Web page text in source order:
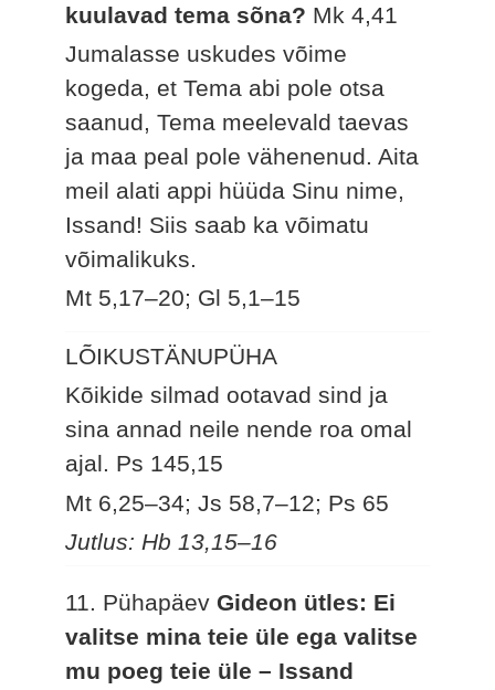
kuulavad tema sõna? Mk 4,41
Jumalasse uskudes võime
kogeda, et Tema abi pole otsa
saanud, Tema meelevald taevas
ja maa peal pole vähenenud. Aita
meil alati appi hüüda Sinu nime,
Issand! Siis saab ka võimatu
võimalikuks.
Mt 5,17–20; Gl 5,1–15
LÕIKUSTÄNUPÜHA
Kõikide silmad ootavad sind ja
sina annad neile nende roa omal
ajal. Ps 145,15
Mt 6,25–34; Js 58,7–12; Ps 65
Jutlus: Hb 13,15–16
11. Pühapäev Gideon ütles: Ei
valitse mina teie üle ega valitse
mu poeg teie üle – Issand